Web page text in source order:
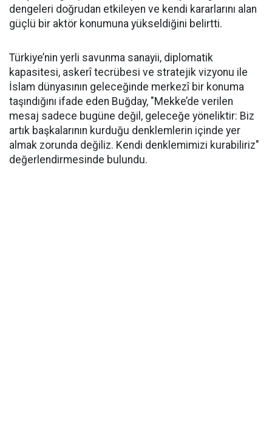
dengeleri doğrudan etkileyen ve kendi kararlarını alan
güçlü bir aktör konumuna yükseldiğini belirtti.
Türkiye’nin yerli savunma sanayii, diplomatik
kapasitesi, askerî tecrübesi ve stratejik vizyonu ile
İslam dünyasının geleceğinde merkezî bir konuma
taşındığını ifade eden Buğday, "Mekke’de verilen
mesaj sadece bugüne değil, geleceğe yöneliktir: Biz
artık başkalarının kurduğu denklemlerin içinde yer
almak zorunda değiliz. Kendi denklemimizi kurabiliriz"
değerlendirmesinde bulundu.